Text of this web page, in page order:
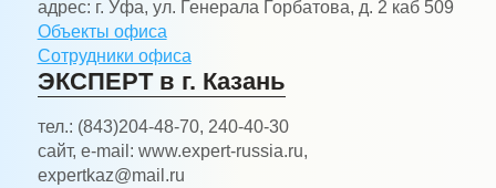
адрес: г. Уфа, ул. Генерала Горбатова, д. 2 каб 509
Объекты офиса
Сотрудники офиса
ЭКСПЕРТ в г. Казань
тел.: (843)204-48-70, 240-40-30
сайт, e-mail: www.expert-russia.ru,
expertkaz@mail.ru